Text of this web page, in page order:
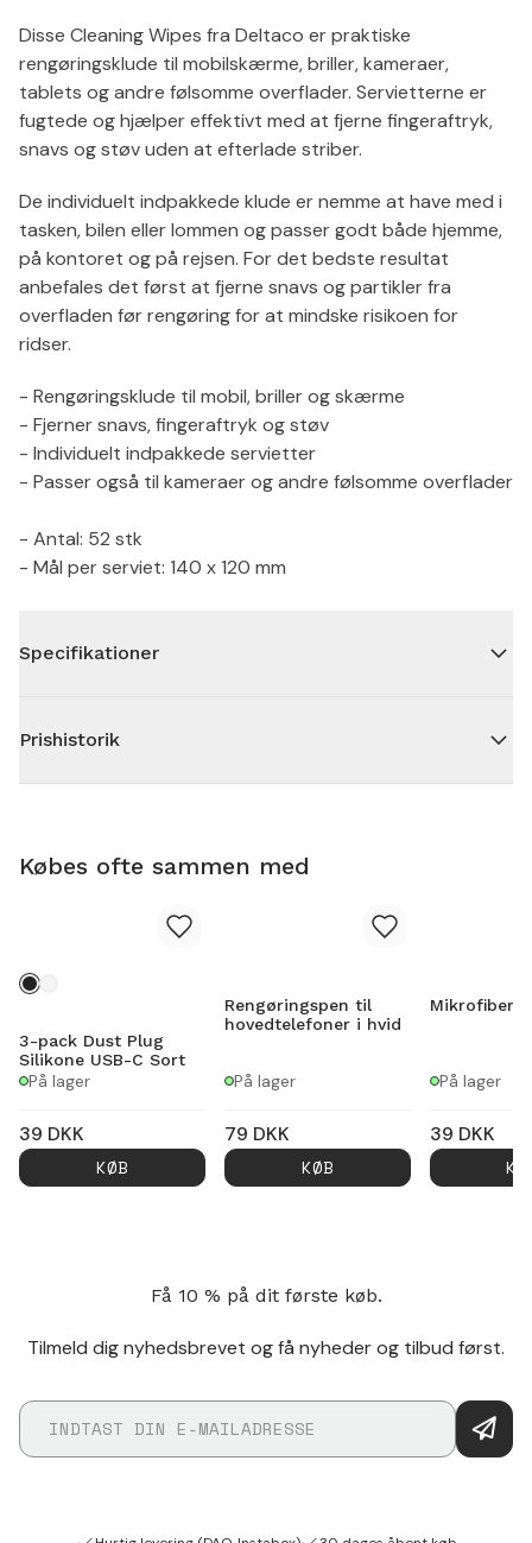
Disse Cleaning Wipes fra Deltaco er praktiske
rengøringsklude til mobilskærme, briller, kameraer,
tablets og andre følsomme overflader. Servietterne er
fugtede og hjælper effektivt med at fjerne fingeraftryk,
snavs og støv uden at efterlade striber.
De individuelt indpakkede klude er nemme at have med i
tasken, bilen eller lommen og passer godt både hjemme,
på kontoret og på rejsen. For det bedste resultat
anbefales det først at fjerne snavs og partikler fra
overfladen før rengøring for at mindske risikoen for
ridser.
- Rengøringsklude til mobil, briller og skærme
- Fjerner snavs, fingeraftryk og støv
- Individuelt indpakkede servietter
- Passer også til kameraer og andre følsomme overflader
- Antal: 52 stk
- Mål per serviet: 140 x 120 mm
Specifikationer
Prishistorik
Købes ofte sammen med
3-pack Dust Plug
Silikone USB-C Sort
På lager
39 DKK
KØB
Rengøringspen til
hovedtelefoner i hvid
På lager
79 DKK
KØB
Mikrofiber
På lager
39 DKK
Få 10 % på dit første køb.
Tilmeld dig nyhedsbrevet og få nyheder og tilbud først.